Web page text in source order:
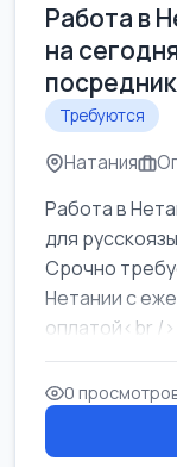
Работа в
на
Требуются
Натания
Работа в
для
Срочно
Нетании с
оплатой<br />
Свежие
0